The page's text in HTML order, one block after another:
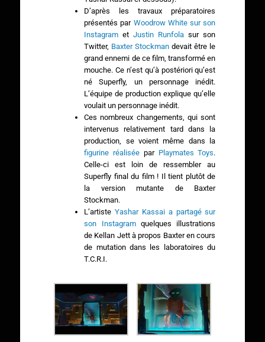
D’après les travaux préparatoires
présentés par Woodrow White sur son
Instagram etJustin Runfola sur son
Twitter, Baxter Stockman devait être le
grand ennemi de ce film, transformé en
mouche. Ce n’est qu’à postériori qu’est
né Superfly, un personnage inédit.
L’équipe de production explique qu’elle
voulait un personnage inédit.
Ces nombreux changements, qui sont
intervenus relativement tard dans la
production, se voient même dans la
figurine réaliséepar Playmates Toys.
Celle-ci est loin de ressembler au
Superfly final du film ! Il tient plutôt de
la version mutante de Baxter
Stockman.
L’artiste Yashar Kassai a partagé sur
son Instagramquelques illustrations
de Kellan Jett à propos Baxter en cours
de mutation dans les laboratoires du
T.C.R.I.